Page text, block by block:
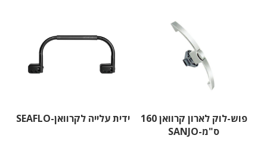
פוש-לוק לארון קרוואן 160
ס"מ-SANJO
ידית עלייה לקרוואן-SEAFLO